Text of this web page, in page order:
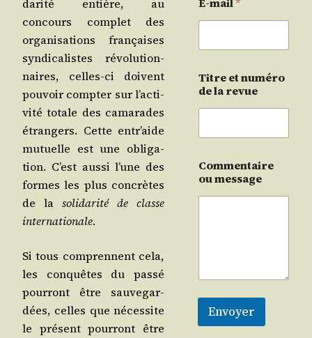
da­ri­té entière, au
concours com­plet des
orga­ni­sa­tions fran­çaises
syn­di­ca­listes révo­lu­tion­
naires, celles-ci doivent
pou­voir comp­ter sur l’ac­ti­
vi­té totale des cama­rades
étran­gers. Cette entr’aide
mutuelle est une obli­ga­
tion. C’est aus­si l’une des
formes les plus concrètes
de la soli­da­ri­té de classe
inter­na­tio­nale.
Si tous com­prennent cela,
les conquêtes du pas­sé
pour­ront être sau­ve­gar­
dées, celles que néces­site
le pré­sent pour­ront être
E-mail*
Titre et numéro
de la revue
Commentaire
ou message
Envoyer